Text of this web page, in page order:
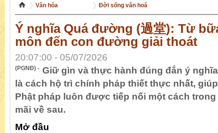
Văn hóa Đời sống văn hoá
Ý nghĩa Quá đường (過堂): Từ
môn đến con đường giải thoát
20:07:00 - 05/07/2026
(PGNĐ) - Giữ gìn và thực hành đúng đắn ý
là cách hộ trì chính pháp thiết thực nhất,
Phật pháp luôn được tiếp nối một cách
mãi về sau.
Mở đầu